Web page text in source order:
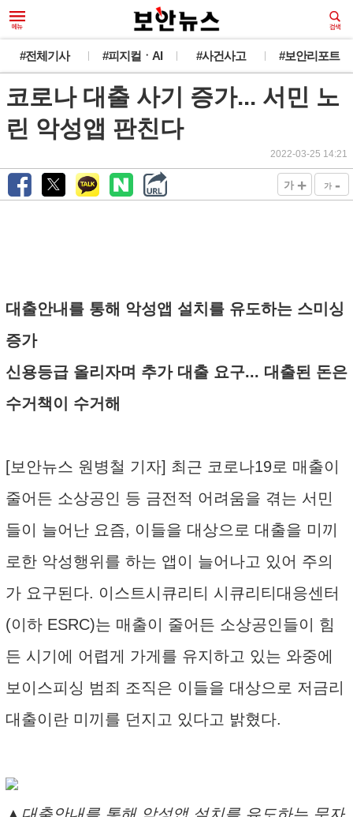
#전체기사 #피지컬ㆍAI #사건사고 #보안리포트
코로나 대출 사기 증가... 서민 노
린 악성앱 판친다
2022-03-25 14:21
가 + 가 -
대출안내를 통해 악성앱 설치를 유도하는 스미싱
증가
신용등급 올리자며 추가 대출 요구... 대출된 돈은
수거책이 수거해
[보안뉴스 원병철 기자] 최근 코로나19로 매출이
줄어든 소상공인 등 금전적 어려움을 겪는 서민
들이 늘어난 요즘, 이들을 대상으로 대출을 미끼
로한 악성행위를 하는 앱이 늘어나고 있어 주의
가 요구된다. 이스트시큐리티 시큐리티대응센터
(이하 ESRC)는 매출이 줄어든 소상공인들이 힘
든 시기에 어렵게 가게를 유지하고 있는 와중에
보이스피싱 범죄 조직은 이들을 대상으로 저금리
대출이란 미끼를 던지고 있다고 밝혔다.